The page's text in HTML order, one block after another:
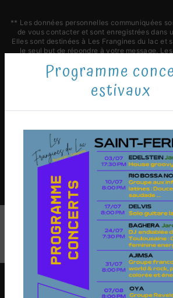
Programme
estivaux
** Les données personnelles communiquées
de vous contacter et sont enregistrées dans
Elles sont destinées à Les Frangines du lac et
le seul but de répondre à votre message.
du lac 9 Avenue de la Plage 31250 Revel
Vous disposez de droits d’accès, de
portabilité, de limitation, d’opposition, de retrait
à tout moment et du droit d’introduire une
l'adresse franginesdulac@gmail.com. Un
vous être demandé. Nous conservons vos
de prise de contact puis pendant la durée de
fins probatoires et de gestion des
vous inscrire sur la liste d'opposition au
disponible à cette adresse:
Bloctel.gouv.fr.
plus d’informations sur vos
Nos interventions sur ces